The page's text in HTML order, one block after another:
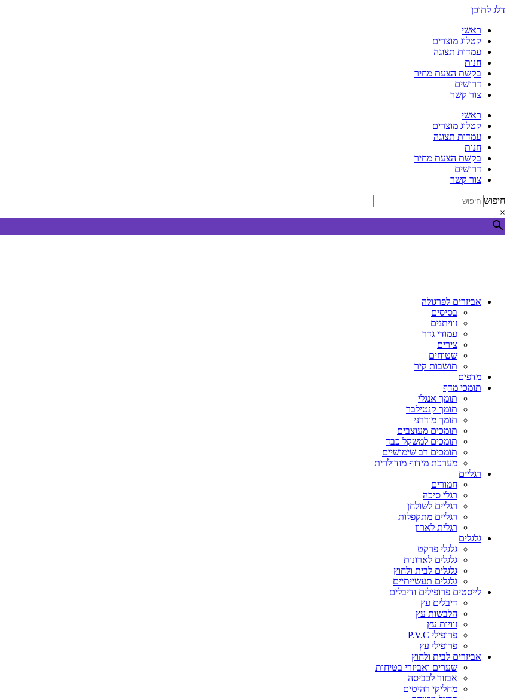
דלג לתוכן
ראשי
קטלוג מוצרים
עמדות תצוגה
חנות
בקשת הצעת מחיר
דרושים
צור קשר
ראשי
קטלוג מוצרים
עמדות תצוגה
חנות
בקשת הצעת מחיר
דרושים
צור קשר
חיפוש
×
אביזרים לפרגולה
בסיסים
זוויתנים
עמודי גדר
צירים
שטוחים
תושבות קיר
מדפים
תומכי מדף
תומך אנגלי
תומך קנטילבר
תומך מודרני
תומכים מעוצבים
תומכים למשקל כבד
תומכים רב שימושיים
מערכת מידוף מודולרית
רגליים
חמורים
רגלי סיכה
רגליים לשולחן
רגליים מתקפלות
רגלית לארון
גלגלים
גלגלי פרקט
גלגלים לארונות
גלגלים לבית ולחוץ
גלגלים תעשייתיים
לייסטים פרופילים ודיבלים
דיבלים עץ
הלבשות עץ
זוויות עץ
פרופילי P.V.C
פרופילי עץ
אביזרים לבית ולחוץ
שערים ואביזרי בטיחות
אבזור לכביסה
מחליקי רהיטים